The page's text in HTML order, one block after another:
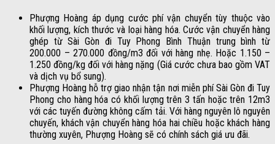
Phượng Hoàng áp dụng cước phí vận chuyển tùy thuộc vào
khối lượng, kích thước và loại hàng hóa. Cước vận chuyển hàng
ghép từ Sài Gòn đi Tuy Phong Bình Thuận trung bình từ
200.000 – 270.000 đồng/m3 đối với hàng nhẹ. Hoặc 1.150 –
1.250 đồng/kg đối với hàng nặng (Giá cước chưa bao gồm VAT
và dịch vụ bổ sung).
Phượng Hoàng hỗ trợ giao nhận tận nơi miễn phí Sài Gòn đi Tuy
Phong cho hàng hóa có khối lượng trên 3 tấn hoặc trên 12m3
với các tuyến đường không cấm tải. Với hàng nguyên lô nguyên
chuyến, khách vận chuyển hàng hóa hai chiều hoặc khách hàng
thường xuyên, Phượng Hoàng sẽ có chính sách giá ưu đãi.